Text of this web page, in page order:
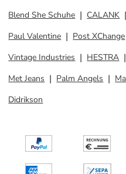
Blend She Schuhe
CALANK
Paul Valentine
Post XChange
Vintage Industries
HESTRA
Met Jeans
Palm Angels
Didrikson